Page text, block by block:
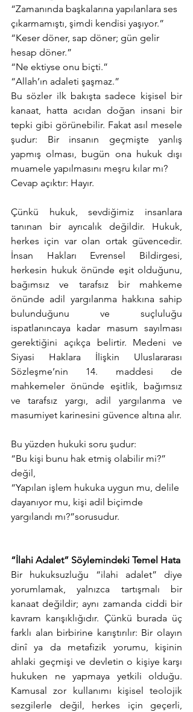
“Zamanında başkalarına yapılanlara ses
çıkarmamıştı, şimdi kendisi yaşıyor.”
“Keser döner, sap döner; gün gelir
hesap döner.”
“Ne ektiyse onu biçti.”
“Allah’ın adaleti şaşmaz.”
Bu sözler ilk bakışta sadece kişisel bir
kanaat, hatta acıdan doğan insani bir
tepki gibi görünebilir. Fakat asıl mesele
şudur: Bir insanın geçmişte yanlış
yapmış olması, bugün ona hukuk dışı
muamele yapılmasını meşru kılar mı?
Cevap açıktır: Hayır.
Çünkü hukuk, sevdiğimiz insanlara
tanınan bir ayrıcalık değildir. Hukuk,
herkes için var olan ortak güvencedir.
İnsan Hakları Evrensel Bildirgesi,
herkesin hukuk önünde eşit olduğunu,
bağımsız ve tarafsız bir mahkeme
önünde adil yargılanma hakkına sahip
bulunduğunu ve suçluluğu
ispatlanıncaya kadar masum sayılması
gerektiğini açıkça belirtir. Medeni ve
Siyasi Haklara İlişkin Uluslararası
Sözleşme’nin 14. maddesi de
mahkemeler önünde eşitlik, bağımsız
ve tarafsız yargı, adil yargılanma ve
masumiyet karinesini güvence altına alır.
Bu yüzden hukuki soru şudur:
“Bu kişi bunu hak etmiş olabilir mi?”
değil,
“Yapılan işlem hukuka uygun mu, delile
dayanıyor mu, kişi adil biçimde
yargılandı mı?”sorusudur.
“İlahi Adalet” Söylemindeki Temel Hata
Bir hukuksuzluğu “ilahi adalet” diye
yorumlamak, yalnızca tartışmalı bir
kanaat değildir; aynı zamanda ciddi bir
kavram karışıklığıdır. Çünkü burada üç
farklı alan birbirine karıştırılır: Bir olayın
dinî ya da metafizik yorumu, kişinin
ahlaki geçmişi ve devletin o kişiye karşı
hukuken ne yapmaya yetkili olduğu.
Kamusal zor kullanımı kişisel teolojik
sezgilerle değil, herkes için geçerli,